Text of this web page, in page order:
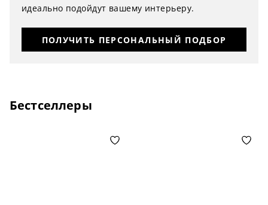
идеально подойдут вашему интерьеру.
ПОЛУЧИТЬ ПЕРСОНАЛЬНЫЙ ПОДБОР
Бестселлеры